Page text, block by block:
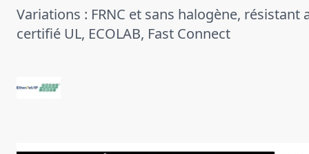
Variations : FRNC et sans halogène, résistant
certifié UL, ECOLAB, Fast Connect